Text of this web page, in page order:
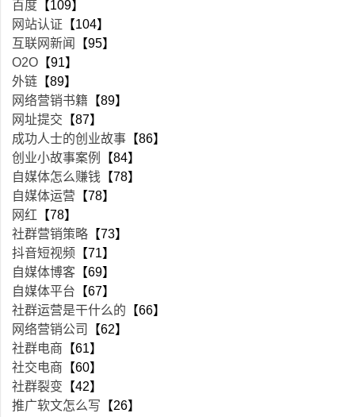
百度 【109】
网站认证 【104】
互联网新闻
【95】
O2O 【91】
外链 【89】
网络营销书籍 【89】
网址提交 【87】
成功人士的创业故事 【86】
创业小故事案例
【84】
自媒体怎么赚钱 【78】
自媒体运营 【78】
网红 【78】
社群营销策略 【73】
抖音短视频 【71】
自媒体博客 【69】
自媒体平台 【67】
社群运营是干什么的 【66】
网络营销公司
【62】
社群电商 【61】
社交电商 【60】
社群裂变 【42】
推广软文怎么写 【26】